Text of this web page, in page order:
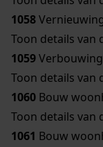
1058
Toon details van
1059
Toon details van
1060 Bouw
Toon details van
1061 Bouw